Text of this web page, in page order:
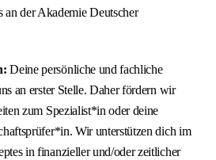
an der Akademie Deutscher
Deine persönliche und fachliche
an erster Stelle. Daher fördern wir
zum Spezialist*in oder deine
Wir unterstützen dich im
in finanzieller und/oder zeitlicher